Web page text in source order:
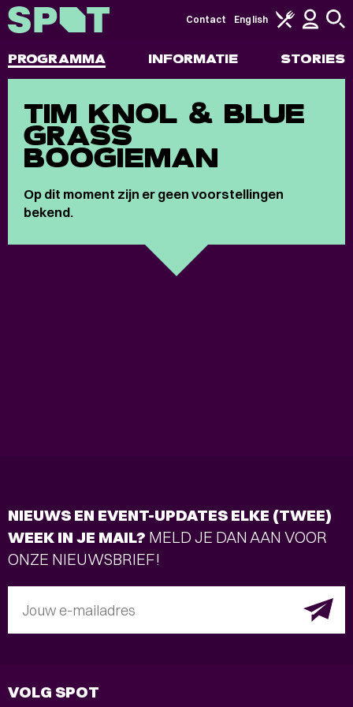
PROGRAMMA INFORMATIE STORIES
Contact English
TIM KNOL & BLUE
GRASS
BOOGIEMAN
Op dit moment zijn er geen voorstellingen
bekend.
NIEUWS EN EVENT-UPDATES ELKE (TWEE)
WEEK IN JE MAIL? MELD JE DAN AAN VOOR
ONZE NIEUWSBRIEF!
Jouw e-mailadres
VOLG SPOT